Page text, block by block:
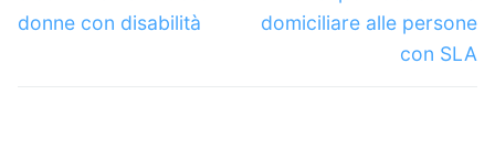
donne con disabilità
domiciliare alle persone
con SLA